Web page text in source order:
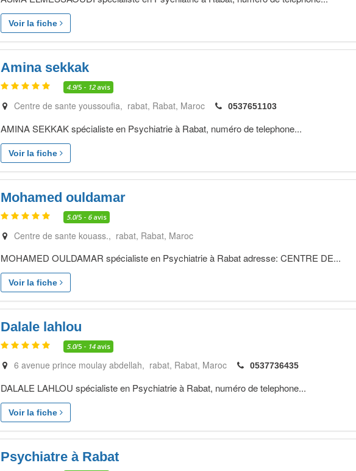
Voir la fiche
Amina sekkak
4.9/5 - 12avis
Centre de sante youssoufia, rabat Rabat Maroc 0537651103
AMINA SEKKAK spécialiste en Psychiatrie à Rabat, numéro de telephone...
Voir la fiche
Mohamed ouldamar
5.0/5 - 6avis
Centre de sante kouass., rabat Rabat Maroc
MOHAMED OULDAMAR spécialiste en Psychiatrie à Rabat adresse: CENTRE DE...
Voir la fiche
Dalale lahlou
5.0/5 - 14avis
6 avenue prince moulay abdellah, rabat Rabat Maroc 0537736435
DALALE LAHLOU spécialiste en Psychiatrie à Rabat, numéro de telephone...
Voir la fiche
Psychiatre à Rabat